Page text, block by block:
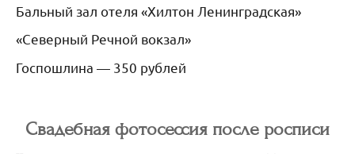
Бальный зал отеля «Хилтон Ленинградская»
«Северный Речной вокзал»
Госпошлина — 350 рублей
Свадебная фотосессия после росписи